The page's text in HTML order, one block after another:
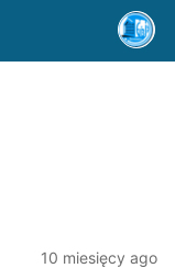
10 miesięcy ago